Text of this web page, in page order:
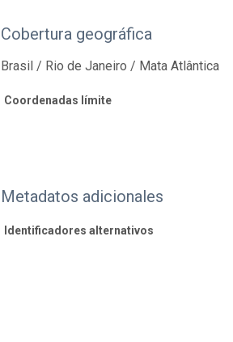
Cobertura geográfica
Brasil / Rio de Janeiro / Mata Atlântica
Coordenadas límite
Metadatos adicionales
Identificadores alternativos